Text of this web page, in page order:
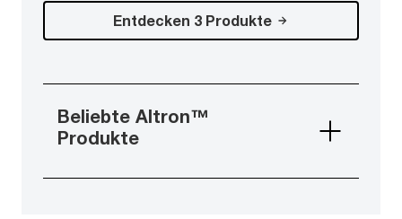
Entdecken 3 Produkte
Beliebte Altron™
Produkte